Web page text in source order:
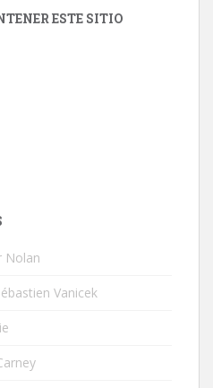
ESTE SITIO
Nolan
Vanicek